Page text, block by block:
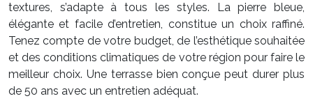
textures, s’adapte à tous les styles. La pierre bleue,
élégante et facile d’entretien, constitue un choix raffiné.
Tenez compte de votre budget, de l’esthétique souhaitée
et des conditions climatiques de votre région pour faire le
meilleur choix. Une terrasse bien conçue peut durer plus
de 50 ans avec un entretien adéquat.